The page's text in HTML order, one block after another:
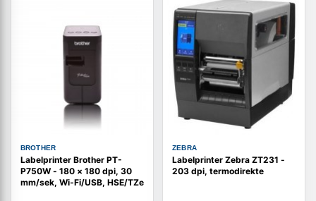
BROTHER
Labelprinter Brother PT-
P750W - 180 × 180 dpi, 30
mm/sek, Wi‑Fi/USB, HSE/TZe
ZEBRA
Labelprinter Zebra ZT231 -
203 dpi, termodirekte